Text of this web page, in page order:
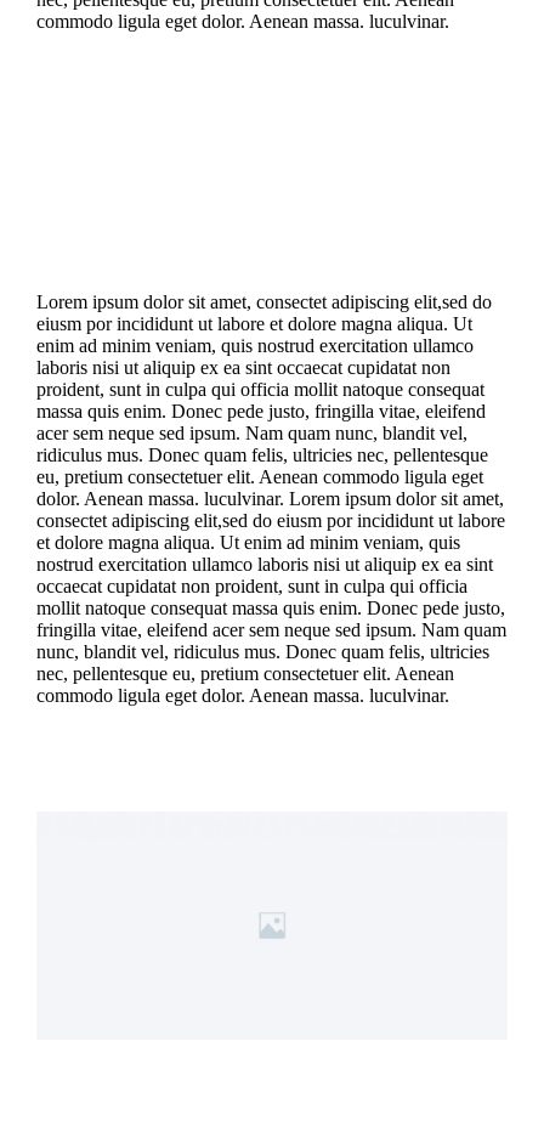
commodo ligula eget dolor. Aenean massa. luculvinar.
Lorem ipsum dolor sit amet, consectet adipiscing elit,sed do
eiusm por incididunt ut labore et dolore magna aliqua. Ut
enim ad minim veniam, quis nostrud exercitation ullamco
laboris nisi ut aliquip ex ea sint occaecat cupidatat non
proident, sunt in culpa qui officia mollit natoque consequat
massa quis enim. Donec pede justo, fringilla vitae, eleifend
acer sem neque sed ipsum. Nam quam nunc, blandit vel,
ridiculus mus. Donec quam felis, ultricies nec, pellentesque
eu, pretium consectetuer elit. Aenean commodo ligula eget
dolor. Aenean massa. luculvinar. Lorem ipsum dolor sit amet,
consectet adipiscing elit,sed do eiusm por incididunt ut labore
et dolore magna aliqua. Ut enim ad minim veniam, quis
nostrud exercitation ullamco laboris nisi ut aliquip ex ea sint
occaecat cupidatat non proident, sunt in culpa qui officia
mollit natoque consequat massa quis enim. Donec pede justo,
fringilla vitae, eleifend acer sem neque sed ipsum. Nam quam
nunc, blandit vel, ridiculus mus. Donec quam felis, ultricies
nec, pellentesque eu, pretium consectetuer elit. Aenean
commodo ligula eget dolor. Aenean massa. luculvinar.